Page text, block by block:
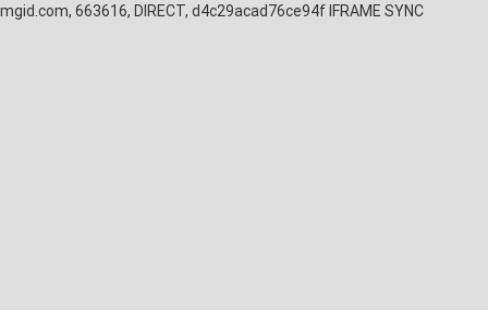
mgid.com, 663616, DIRECT, d4c29acad76ce94f IFRAME SYNC